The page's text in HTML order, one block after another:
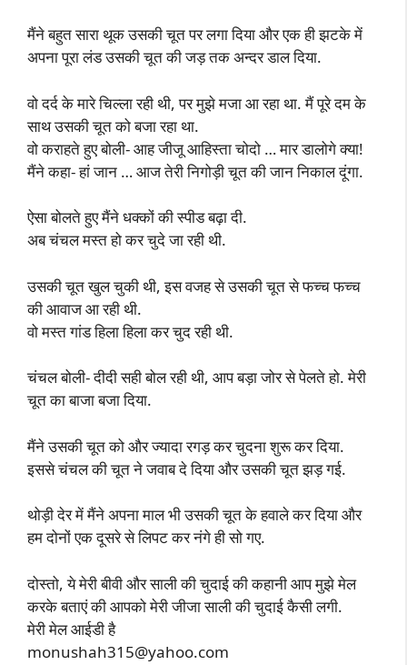
मैंने बहुत सारा थूक उसकी चूत पर लगा दिया और एक ही झटके में
अपना पूरा लंड उसकी चूत की जड़ तक अन्दर डाल दिया.
वो दर्द के मारे चिल्ला रही थी, पर मुझे मजा आ रहा था. मैं पूरे दम के
साथ उसकी चूत को बजा रहा था.
वो कराहते हुए बोली- आह जीजू आहिस्ता चोदो … मार डालोगे क्या!
मैंने कहा- हां जान … आज तेरी निगोड़ी चूत की जान निकाल दूंगा.
ऐसा बोलते हुए मैंने धक्कों की स्पीड बढ़ा दी.
अब चंचल मस्त हो कर चुदे जा रही थी.
उसकी चूत खुल चुकी थी, इस वजह से उसकी चूत से फच्च फच्च
की आवाज आ रही थी.
वो मस्त गांड हिला हिला कर चुद रही थी.
चंचल बोली- दीदी सही बोल रही थी, आप बड़ा जोर से पेलते हो. मेरी
चूत का बाजा बजा दिया.
मैंने उसकी चूत को और ज्यादा रगड़ कर चुदना शुरू कर दिया.
इससे चंचल की चूत ने जवाब दे दिया और उसकी चूत झड़ गई.
थोड़ी देर में मैंने अपना माल भी उसकी चूत के हवाले कर दिया और
हम दोनों एक दूसरे से लिपट कर नंगे ही सो गए.
दोस्तो, ये मेरी बीवी और साली की चुदाई की कहानी आप मुझे मेल
करके बताएं की आपको मेरी जीजा साली की चुदाई कैसी लगी.
मेरी मेल आईडी है
monushah315@yahoo.com